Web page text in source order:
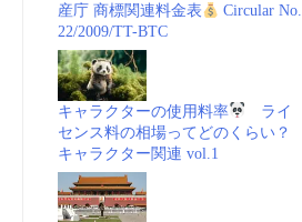
産庁 商標関連料金表
Circular No.
22/2009/TT-BTC
キャラクターの使用料率
ライ
センス料の相場ってどのくらい？
キャラクター関連 vol.1